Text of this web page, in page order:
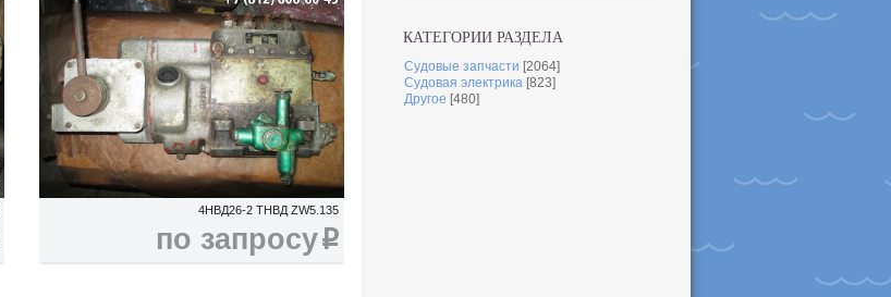
4НВД26-2 ТНВД ZW5.135
по запросу i
КАТЕГОРИИ РАЗДЕЛА
Судовые запчасти [2064]
Судовая электрика [823]
Другое [480]